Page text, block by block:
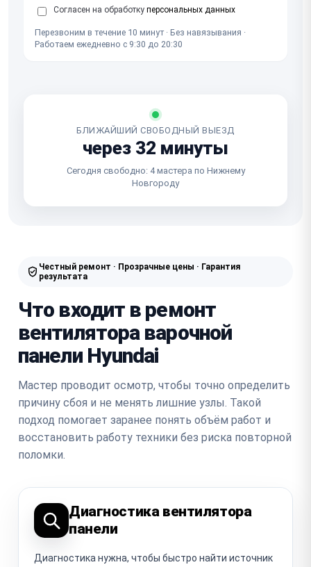
Согласен на обработку персональных данных
Перезвоним в течение 10 минут · Без навязывания ·
Работаем ежедневно с 9:30 до 20:30
БЛИЖАЙШИЙ СВОБОДНЫЙ ВЫЕЗД
через 32 минуты
Сегодня свободно: 4 мастера по Нижнему
Новгороду
Честный ремонт · Прозрачные цены · Гарантия
результата
Что входит в ремонт
вентилятора варочной
панели Hyundai
Мастер проводит осмотр, чтобы точно определить
причину сбоя и не менять лишние узлы. Такой
подход помогает заранее понять объём работ и
восстановить работу техники без риска повторной
поломки.
Диагностика вентилятора
панели
Диагностика нужна, чтобы быстро найти источник